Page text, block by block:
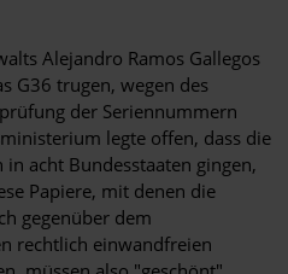
Alejandro Ramos Gallegos
G36 trugen, wegen des
der Seriennummern
legte offen, dass die
acht Bundesstaaten gingen,
Papiere, mit denen die
gegenüber dem
rechtlich einwandfreien